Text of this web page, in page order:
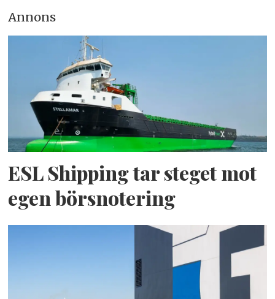
Annons
ESL Shipping tar steget mot
egen börsnotering